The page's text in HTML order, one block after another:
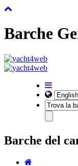
Barche
Barche del